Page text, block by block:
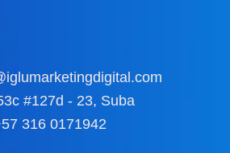
#127d - 23, Suba
316 0171942